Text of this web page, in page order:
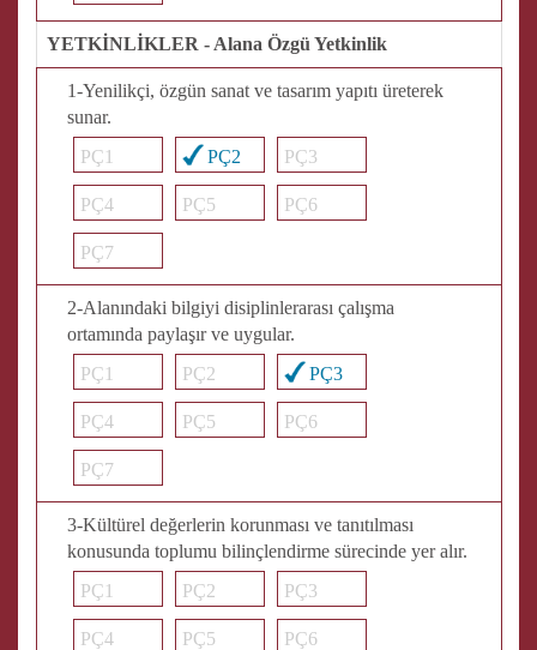
YETKİNLİKLER - Alana Özgü Yetkinlik
1-Yenilikçi, özgün sanat ve tasarım yapıtı üreterek
sunar.
PÇ1
PÇ2 PÇ3
PÇ4 PÇ5 PÇ6
PÇ7
2-Alanındaki bilgiyi disiplinlerarası çalışma
ortamında paylaşır ve uygular.
PÇ1
PÇ2 PÇ3
PÇ4 PÇ5 PÇ6
PÇ7
3-Kültürel değerlerin korunması ve tanıtılması
konusunda toplumu bilinçlendirme sürecinde yer alır.
PÇ1
PÇ2 PÇ3
PÇ4 PÇ5 PÇ6